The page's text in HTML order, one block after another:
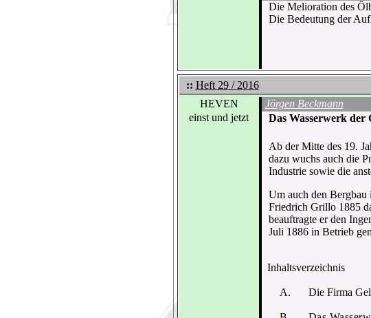
Die Melioration des
Die Bedeutung der
:: Heft 29 / 2016
HEVEN
Jörgen Beckmann
einst und jetzt
Das Wasserwerk der
Ab der Mitte des 19.
dazu wuchs auch die
Industrie sowie die
Um auch den Bergbau
Friedrich Grillo 1885
beauftragte er den
Juli 1886 in Betrieb
Inhaltsverzeichnis
A. Die Firma